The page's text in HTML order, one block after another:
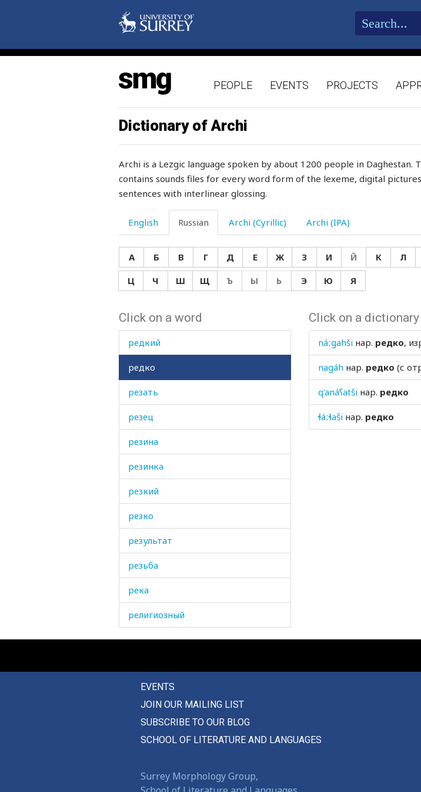
PEOPLE EVENTS PROJECTS
Dictionary of Archi
Archi is a Lezgic language spoken by about 1200 people in
contains sounds files for every word form of the lexeme, digital
sentences with interlinear glossing.
English Russian Archi (Cyrillic) Archi (IPA)
А Б В Г Д Е Ж З И Й К Л
Ц
Ч Ш Щ Ъ Ы Ь Э Ю Я
Click on a word
расширять
рашпиль
рваный
рвать
рваться
рвота
ребенок
ребро
ревматизм
ревновать
ревность
редкий
редко
резать
резец
резина
резинка
резкий
резко
результат
резьба
река
религиозный
религия
ремешок
репейник
рехнуться
Click on a
náːgahši нар. редко,
nagáh нар. редко (с
q'anáʕatši нар. редко
ɬáːɬaši нар. редко
EVENTS
JOIN OUR MAILING LIST
SUBSCRIBE TO OUR BLOG
SCHOOL OF LITERATURE AND LANGUAGES
Surrey Morphology Group,